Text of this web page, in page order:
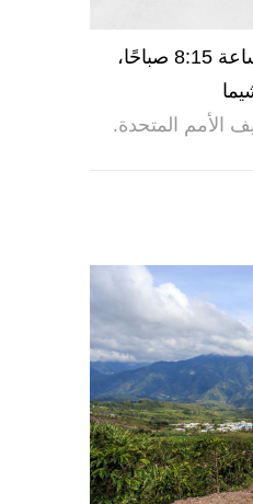
ساعة يد متفحمة توقفت عند الساعة 8:15 صباحًا،
الأمم المتحدة.